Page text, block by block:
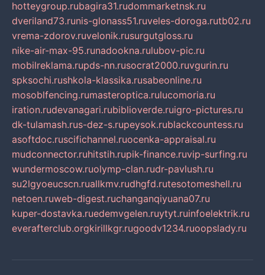
hotteygroup.rubagira31.rudommarketnsk.ru
dveriland73.runis-glonass51.ruveles-doroga.rutb02.ru
vrema-zdorov.ruvelonik.rusurgutgloss.ru
nike-air-max-95.runadookna.rulubov-pic.ru
mobilreklama.rupds-nn.rusocrat2000.ruvgurin.ru
spksochi.rushkola-klassika.rusabeonline.ru
mosoblfencing.rumasteroptica.rulucomoria.ru
iration.rudevanagari.rubiblioverde.ruigro-pictures.ru
dk-tulamash.rus-dez-s.rupeysok.rublackcountess.ru
asoftdoc.ruscifichannel.ruocenka-appraisal.ru
mudconnector.ruhitstih.rupik-finance.ruvip-surfing.ru
wundermoscow.ruolymp-clan.rudr-pavlush.ru
su2lgyoeucscn.ruallkmv.rudhgfd.rutesotomeshell.ru
netoen.ruweb-digest.ruchanganqiyuana07.ru
kuper-dostavka.ruedemvgelen.ruytyt.ruinfoelektrik.ru
everafterclub.orgkirillkgr.rugoodv1234.ruoopslady.ru